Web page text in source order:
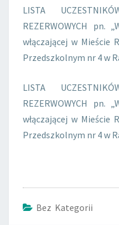
LISTA
REZERWOWYCH pn.
włączającej w Mieście
Przedszkolnym nr 4 w
LISTA
REZERWOWYCH pn.
włączającej w Mieście
Przedszkolnym nr 4 w
Bez Kategorii